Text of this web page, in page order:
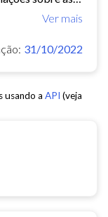
Ver mais
31/10/2022
usando a API (veja